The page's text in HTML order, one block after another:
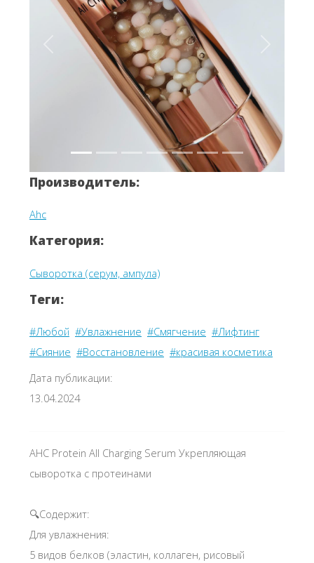
Производитель:
Ahc
Категория:
Сыворотка (серум, ампула)
Теги:
#Любой #Увлажнение #Смягчение #Лифтинг
#Сияние #Восстановление #красивая косметика
Дата публикации:
13.04.2024
AHC Protein All Charging Serum Укрепляющая
сыворотка с протеинами
🔍Содержит:
Для увлажнения:
5 видов белков (эластин, коллаген, рисовый